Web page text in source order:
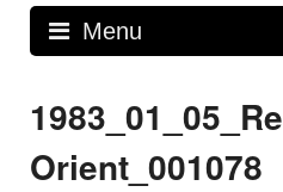
Menu
Orient_001078